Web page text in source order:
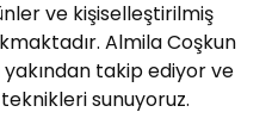
ve kişiselleştirilmiş
Almila Coşkun
takip ediyor ve
sunuyoruz.